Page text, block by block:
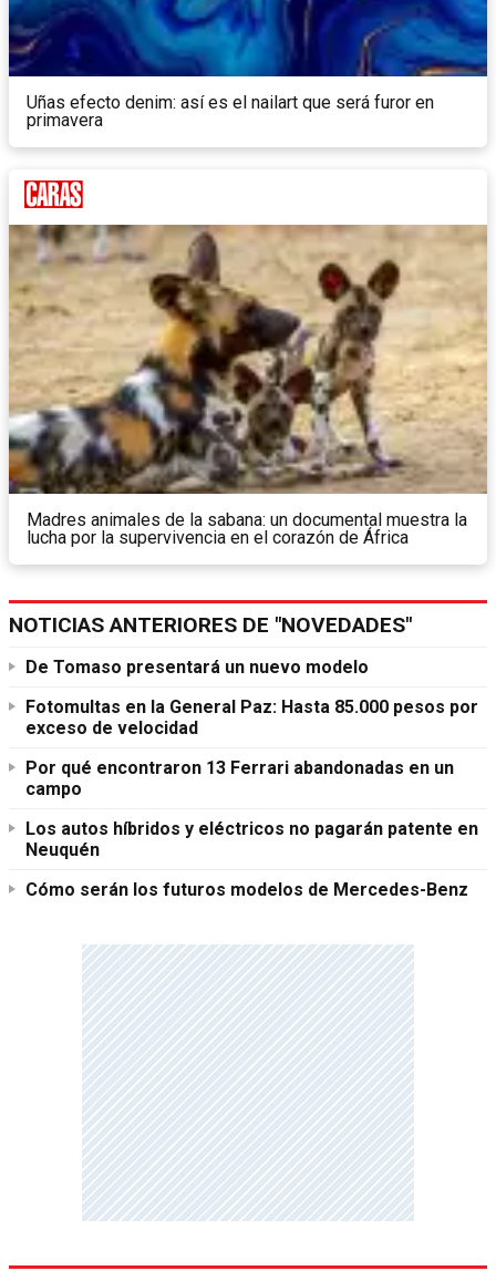
Uñas efecto denim: así es el nailart que será furor en
primavera
Madres animales de la sabana: un documental muestra la
lucha por la supervivencia en el corazón de África
NOTICIAS ANTERIORES DE "NOVEDADES"
De Tomaso presentará un nuevo modelo
Fotomultas en la General Paz: Hasta 85.000 pesos por
exceso de velocidad
Por qué encontraron 13 Ferrari abandonadas en un
campo
Los autos híbridos y eléctricos no pagarán patente en
Neuquén
Cómo serán los futuros modelos de Mercedes-Benz